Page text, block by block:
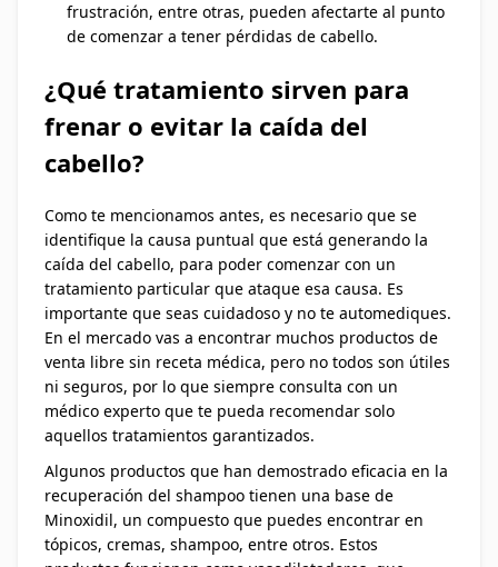
frustración, entre otras, pueden afectarte al punto
de comenzar a tener pérdidas de cabello.
¿Qué tratamiento sirven para
frenar o evitar la caída del
cabello?
Como te mencionamos antes, es necesario que se
identifique la causa puntual que está generando la
caída del cabello, para poder comenzar con un
tratamiento particular que ataque esa causa. Es
importante que seas cuidadoso y no te automediques.
En el mercado vas a encontrar muchos productos de
venta libre sin receta médica, pero no todos son útiles
ni seguros, por lo que siempre consulta con un
médico experto que te pueda recomendar solo
aquellos tratamientos garantizados.
Algunos productos que han demostrado eficacia en la
recuperación del shampoo tienen una base de
Minoxidil, un compuesto que puedes encontrar en
tópicos, cremas, shampoo, entre otros. Estos